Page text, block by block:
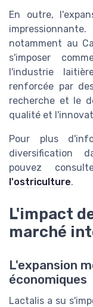
En outre,
notamment au
s'imposer
l'industrie
renforcée par
recherche et le
qualité et
Pour plus
diversification
pouvez
l'ostriculture.
L'impact
marché
L'expansion
économiques
Lactalis a su